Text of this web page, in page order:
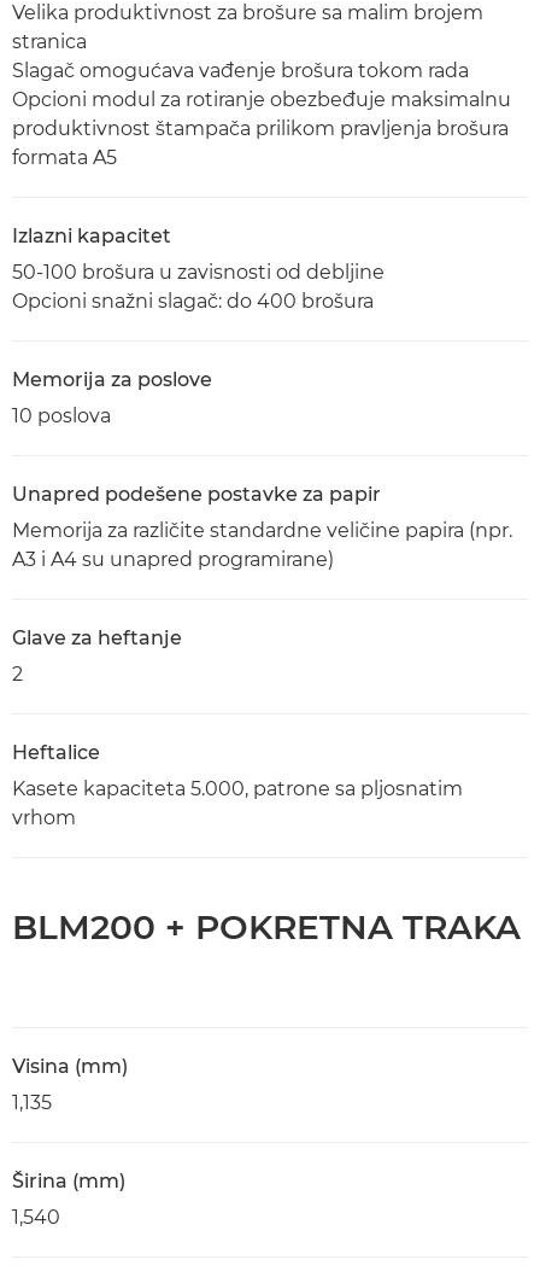
Velika produktivnost za brošure sa malim brojem
stranica
Slagač omogućava vađenje brošura tokom rada
Opcioni modul za rotiranje obezbeđuje maksimalnu
produktivnost štampača prilikom pravljenja brošura
formata A5
Izlazni kapacitet
50-100 brošura u zavisnosti od debljine
Opcioni snažni slagač: do 400 brošura
Memorija za poslove
10 poslova
Unapred podešene postavke za papir
Memorija za različite standardne veličine papira (npr.
A3 i A4 su unapred programirane)
Glave za heftanje
2
Heftalice
Kasete kapaciteta 5.000, patrone sa pljosnatim
vrhom
BLM200 + POKRETNA TRAKA
Visina (mm)
1,135
Širina (mm)
1,540